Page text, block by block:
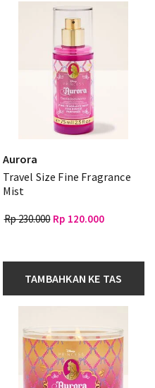
Aurora
Travel Size Fine Fragrance
Mist
Rp 230.000 Rp 120.000
TAMBAHKAN KE TAS